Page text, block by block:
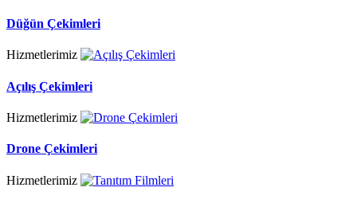
Düğün Çekimleri
Hizmetlerimiz
Açılış Çekimleri
Hizmetlerimiz
Drone Çekimleri
Hizmetlerimiz